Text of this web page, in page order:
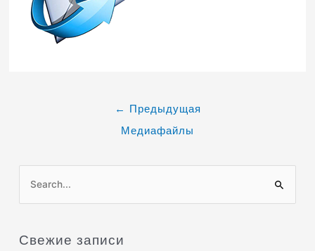
←
Предыдущая
Медиафайлы
о
с
Свежие записи